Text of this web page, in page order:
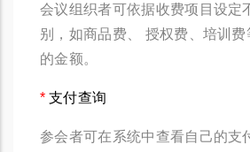
会议组织者可依据收费项目设定
别，如商品费、 授权费、培训
的金额。
支付查询
参会者可在系统中查看自己的支